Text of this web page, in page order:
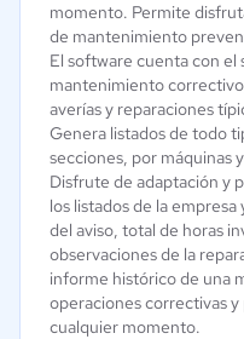
momento. Permite
de mantenimiento
El software cuenta con el
mantenimiento
averías y reparaciones
Genera listados de todo
secciones, por máquinas
Disfrute de adaptación y
los listados de la
del aviso, total de horas
observaciones de la
informe histórico de una
operaciones correctivas
cualquier momento.